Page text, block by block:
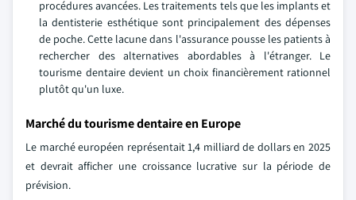
procédures avancées. Les traitements tels que les implants et
la dentisterie esthétique sont principalement des dépenses
de poche. Cette lacune dans l'assurance pousse les patients à
rechercher des alternatives abordables à l'étranger. Le
tourisme dentaire devient un choix financièrement rationnel
plutôt qu'un luxe.
Marché du tourisme dentaire en Europe
Le marché européen représentait 1,4 milliard de dollars en 2025
et devrait afficher une croissance lucrative sur la période de
prévision.